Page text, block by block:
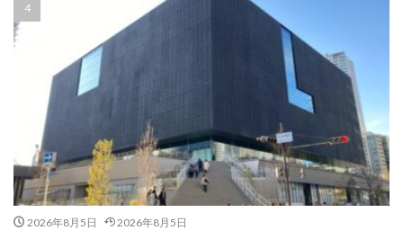
2026年8月5日 2026年8月5日